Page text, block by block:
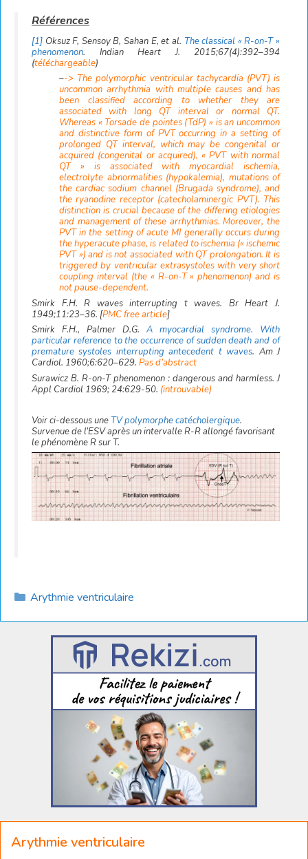
[1] Oksuz F, Sensoy B, Sahan E, et al. The classical « R-on-T »
phenomenon. Indian Heart J. 2015;67(4):392–394
(téléchargeable)
–-> The polymorphic ventricular tachycardia (PVT) is
uncommon arrhythmia with multiple causes and has
been classified according to whether they are
associated with long QT interval or normal QT.
Whereas « Torsade de pointes (TdP) » is an uncommon
and distinctive form of PVT occurring in a setting of
prolonged QT interval, which may be congenital or
acquired (congenital or acquired), « PVT with normal
QT » is associated with myocardial ischemia,
electrolyte abnormalities (hypokalemia), mutations of
the cardiac sodium channel (Brugada syndrome), and
the ryanodine receptor (catecholaminergic PVT). This
distinction is crucial because of the differing etiologies
and management of these arrhythmias. Moreover, the
PVT in the setting of acute MI generally occurs during
the hyperacute phase, is related to ischemia (« ischemic
PVT ») and is not associated with QT prolongation. It is
triggered by ventricular extrasystoles with very short
coupling interval (the « R-on-T » phenomenon) and is
not pause-dependent.
Smirk F.H. R waves interrupting t waves. Br Heart J.
1949;11:23–36. [PMC free article]
Smirk F.H., Palmer D.G. A myocardial syndrome. With
particular reference to the occurrence of sudden death and of
premature systoles interrupting antecedent t waves. Am J
Cardiol. 1960;6:620–629. Pas d’abstract
Surawicz B. R-on-T phenomenon : dangerous and harmless. J
Appl Cardiol 1969; 24:629-50. (introuvable)
Voir ci-dessous une TV polymorphe catécholergique.
Survenue de l’ESV après un intervalle R-R allongé favorisant
le phénomène R sur T.
Catégories
Arythmie ventriculaire
Arythmie ventriculaire